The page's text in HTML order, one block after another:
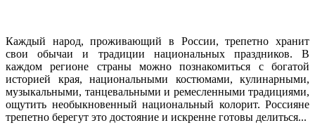
Каждый народ, проживающий в России, трепетно хранит
свои обычаи и традиции национальных праздников. В
каждом регионе страны можно познакомиться с богатой
историей края, национальными костюмами, кулинарными,
музыкальными, танцевальными и ремесленными традициями,
ощутить необыкновенный национальный колорит. Россияне
трепетно берегут это достояние и искренне готовы делиться...